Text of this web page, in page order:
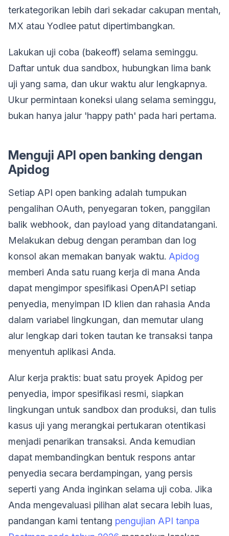
terkategorikan lebih dari sekadar cakupan mentah,
MX atau Yodlee patut dipertimbangkan.
Lakukan uji coba (bakeoff) selama seminggu.
Daftar untuk dua sandbox, hubungkan lima bank
uji yang sama, dan ukur waktu alur lengkapnya.
Ukur permintaan koneksi ulang selama seminggu,
bukan hanya jalur 'happy path' pada hari pertama.
Menguji API open banking dengan
Apidog
Setiap API open banking adalah tumpukan
pengalihan OAuth, penyegaran token, panggilan
balik webhook, dan payload yang ditandatangani.
Melakukan debug dengan peramban dan log
konsol akan memakan banyak waktu. Apidog
memberi Anda satu ruang kerja di mana Anda
dapat mengimpor spesifikasi OpenAPI setiap
penyedia, menyimpan ID klien dan rahasia Anda
dalam variabel lingkungan, dan memutar ulang
alur lengkap dari token tautan ke transaksi tanpa
menyentuh aplikasi Anda.
Alur kerja praktis: buat satu proyek Apidog per
penyedia, impor spesifikasi resmi, siapkan
lingkungan untuk sandbox dan produksi, dan tulis
kasus uji yang merangkai pertukaran otentikasi
menjadi penarikan transaksi. Anda kemudian
dapat membandingkan bentuk respons antar
penyedia secara berdampingan, yang persis
seperti yang Anda inginkan selama uji coba. Jika
Anda mengevaluasi pilihan alat secara lebih luas,
pandangan kami tentang pengujian API tanpa